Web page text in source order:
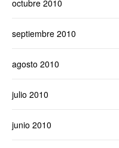
octubre 2010
septiembre 2010
agosto 2010
julio 2010
junio 2010